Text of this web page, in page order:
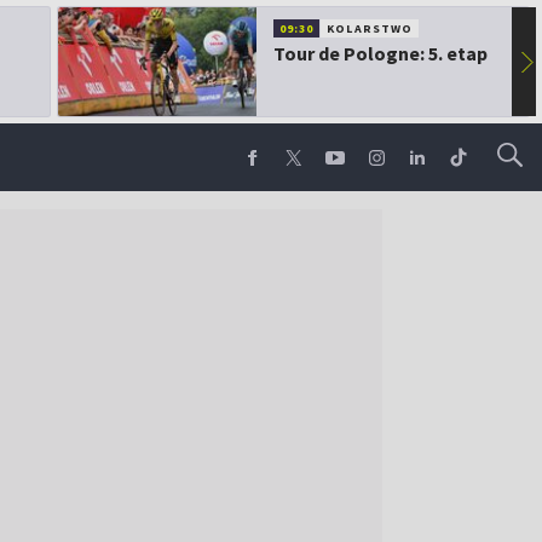
09:30 KOLARSTWO
Tour de Pologne: 5. etap ▶